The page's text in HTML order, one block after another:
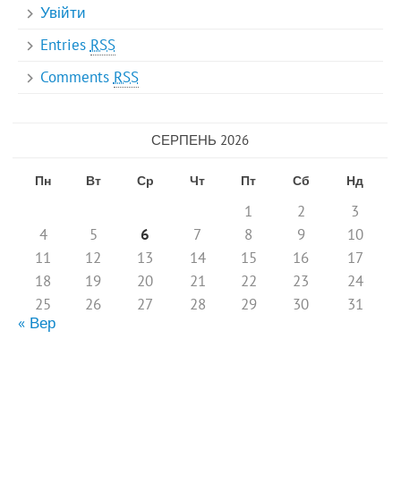
Увійти
Entries RSS
Comments RSS
СЕРПЕНЬ 2026
Пн Вт Ср Чт Пт Сб Нд
1 2
3
4
5 6 7 8 9
10
11
12 13 14 15 16
17
18
19 20 21 22 23
24
25
26 27 28 29 30
31
« Вер